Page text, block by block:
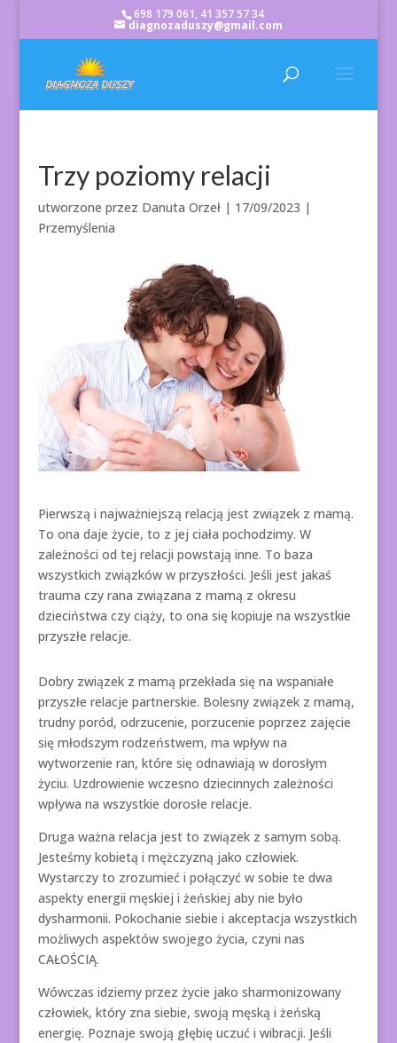
698 179 061, 41 357 57 34
diagnozaduszy@gmail.com
Trzy poziomy relacji
utworzone przez Danuta Orzeł| 17/09/2023 |
Przemyślenia
Pierwszą i najważniejszą relacją jest związek z mamą.
To ona daje życie, to z jej ciała pochodzimy. W
zależności od tej relacji powstają inne. To baza
wszystkich związków w przyszłości. Jeśli jest jakaś
trauma czy rana związana z mamą z okresu
dzieciństwa czy ciąży, to ona się kopiuje na wszystkie
przyszłe relacje.
Dobry związek z mamą przekłada się na wspaniałe
przyszłe relacje partnerskie. Bolesny związek z mamą,
trudny poród, odrzucenie, porzucenie poprzez zajęcie
się młodszym rodzeństwem, ma wpływ na
wytworzenie ran, które się odnawiają w dorosłym
życiu. Uzdrowienie wczesno dziecinnych zależności
wpływa na wszystkie dorosłe relacje.
Druga ważna relacja jest to związek z samym sobą.
Jesteśmy kobietą i mężczyzną jako człowiek.
Wystarczy to zrozumieć i połączyć w sobie te dwa
aspekty energii męskiej i żeńskiej aby nie było
dysharmonii. Pokochanie siebie i akceptacja wszystkich
możliwych aspektów swojego życia, czyni nas
CAŁOŚCIĄ.
Wówczas idziemy przez życie jako sharmonizowany
człowiek, który zna siebie, swoją męską i żeńską
energię. Poznaje swoją głębię uczuć i wibracji. Jeśli